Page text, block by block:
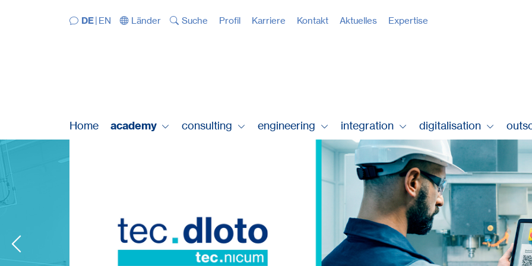
DE EN Länder Suche Profil Karriere Kontakt Aktuelles Expertise
Home academy consulting engineering integration digitalisation